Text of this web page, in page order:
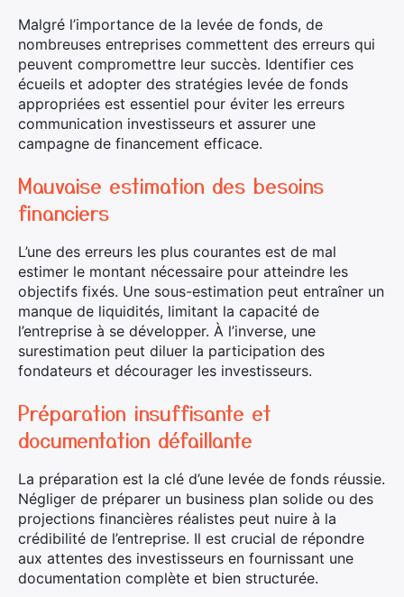
Malgré l’importance de la levée de fonds, de
nombreuses entreprises commettent des erreurs qui
peuvent compromettre leur succès. Identifier ces
écueils et adopter des stratégies levée de fonds
appropriées est essentiel pour éviter les erreurs
communication investisseurs et assurer une
campagne de financement efficace.
Mauvaise estimation des besoins
financiers
L’une des erreurs les plus courantes est de mal
estimer le montant nécessaire pour atteindre les
objectifs fixés. Une sous-estimation peut entraîner un
manque de liquidités, limitant la capacité de
l’entreprise à se développer. À l’inverse, une
surestimation peut diluer la participation des
fondateurs et décourager les investisseurs.
Préparation insuffisante et
documentation défaillante
La préparation est la clé d’une levée de fonds réussie.
Négliger de préparer un business plan solide ou des
projections financières réalistes peut nuire à la
crédibilité de l’entreprise. Il est crucial de répondre
aux attentes des investisseurs en fournissant une
documentation complète et bien structurée.